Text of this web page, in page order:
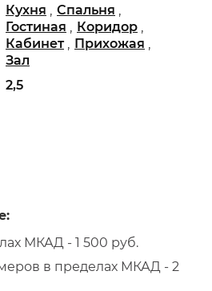
2,5
Кухня , Спальня ,
Гостиная , Коридор ,
Кабинет , Прихожая ,
Зал
МКАД - 1 500 руб.
в пределах МКАД - 2